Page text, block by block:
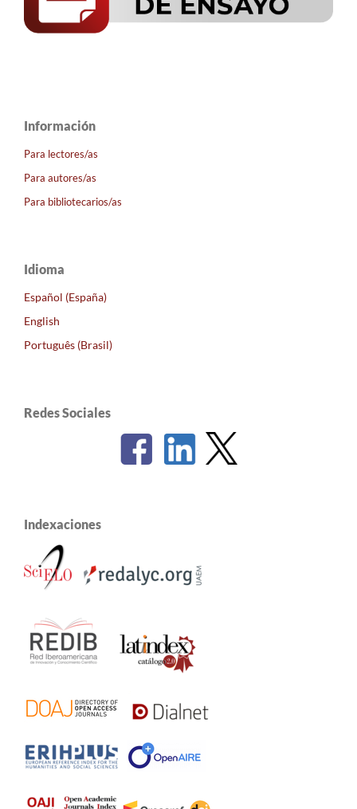
Información
Para lectores/as
Para autores/as
Para bibliotecarios/as
Idioma
Español (España)
English
Português (Brasil)
Redes Sociales
Indexaciones